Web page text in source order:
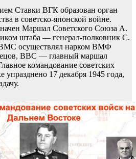
Ставки ВГК образован орган
в советско-японской войне.
Маршал Советского Союза А.
штаба — генерал-полковник С.
осуществлял нарком ВМФ
ВВС — главный маршал
командование советских
упразднено 17 декабря 1945 года,